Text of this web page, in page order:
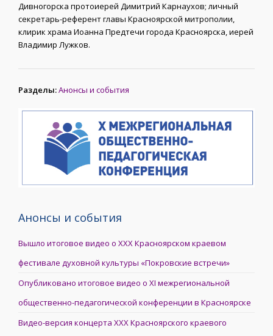
Дивногорска протоиерей Димитрий Карнаухов; личный
секретарь-референт главы Красноярской митрополии,
клирик храма Иоанна Предтечи города Красноярска, иерей
Владимир Лужков.
Разделы:Анонсы и события
Анонсы и события
Вышло итоговое видео о XXX Красноярском краевом
фестивале духовной культуры «Покровские встречи»
Опубликовано итоговое видео о XI межрегиональной
общественно-педагогической конференции в Красноярске
Видео-версия концерта XXX Красноярского краевого